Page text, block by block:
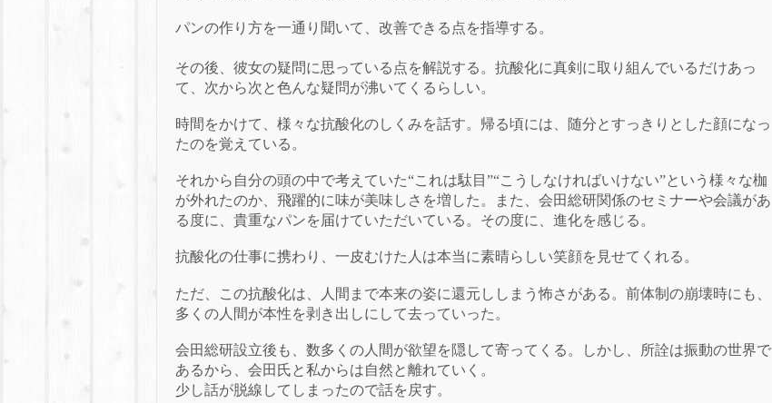
パンの作り方を一通り聞いて、改善できる点を指導する。
その後、彼女の疑問に思っている点を解説する。 抗酸化に真剣に取り組んでいるだけあっ
て、次から次と色んな疑問が沸いてくるらしい。
時間をかけて、様々な抗酸化のしくみを話す。 帰る頃には、随分とすっきりとした顔になっ
たのを覚えている。
それから自分の頭の中で考えていた“これは駄目”“こうしなければいけない”という様々な枷
が外れたのか、飛躍的に味が美味しさを増した。
また、会田総研関係のセミナーや会議があ
る度に、貴重なパンを届けていただいている。 その度に、進化を感じる。
抗酸化の仕事に携わり、一皮むけた人は本当に素晴らしい笑顔を見せてくれる。
ただ、この抗酸化は、人間まで本来の姿に還元ししまう怖さがある。 前体制の崩壊時にも、
多くの人間が本性を剥き出しにして去っていった。
会田総研設立後も、数多くの人間が欲望を隠して寄ってくる。
しかし、所詮は振動の世界で
あるから、会田氏と私からは自然と離れていく。
少し話が脱線してしまったので話を戻す。